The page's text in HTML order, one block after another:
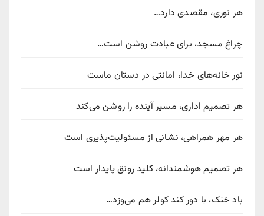
هر نوری، مقصدی دارد…
چراغ مسجد، برای عبادت روشن است…
نور خانه‌های خدا، امانتی در دستان ماست
هر تصمیم اداری، مسیر آینده را روشن می‌کند
هر مهر همراهی، نشانی از مسئولیت‌پذیری است
هر تصمیم هوشمندانه، کلید رونق پایدار است
باد خنک، با دور کند کولر هم می‌وزد…